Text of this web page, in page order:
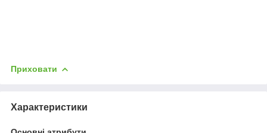
Приховати
Характеристики